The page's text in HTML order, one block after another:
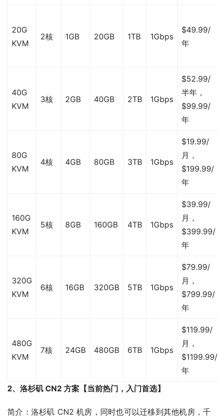
20G
KVM
2核 1GB 20GB 1TB 1Gbps
$49.99/
年
40G
KVM
3核 2GB 40GB 2TB 1Gbps
$52.99/
半年，
$99.99/
年
80G
KVM
4核 4GB 80GB 3TB 1Gbps
$19.99/
月，
$199.99/
年
160G
KVM
5核 8GB 160GB 4TB 1Gbps
$39.99/
月，
$399.99/
年
320G
KVM
6核 16GB 320GB 5TB 1Gbps
$79.99/
月，
$799.99/
年
480G
KVM
7核 24GB 480GB 6TB 1Gbps
$119.99/
月，
$1199.99/
年
2、洛杉矶 CN2 方案【当前热门，入门首选】
简介：洛杉矶 CN2 机房，同时也可以迁移到其他机房，千